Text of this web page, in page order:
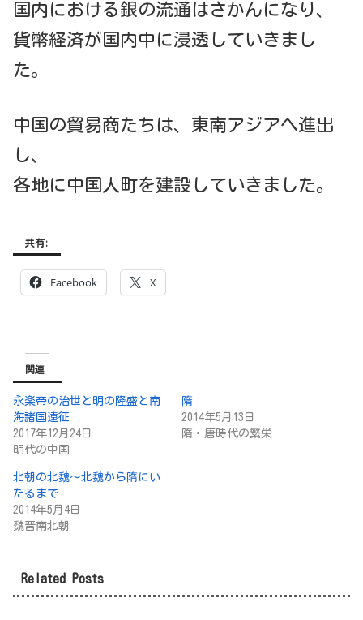
国内における銀の流通はさかんになり、
貨幣経済が国内中に浸透していきまし
た。
中国の貿易商たちは、東南アジアへ進出
し、
各地に中国人町を建設していきました。
共有:
Facebook X
関連
永楽帝の治世と明の隆盛と南
海諸国遠征
2017年12月24日
明代の中国
隋
2014年5月13日
隋・唐時代の繁栄
北朝の北魏～北魏から隋にい
たるまで
2014年5月4日
魏晋南北朝
Related Posts